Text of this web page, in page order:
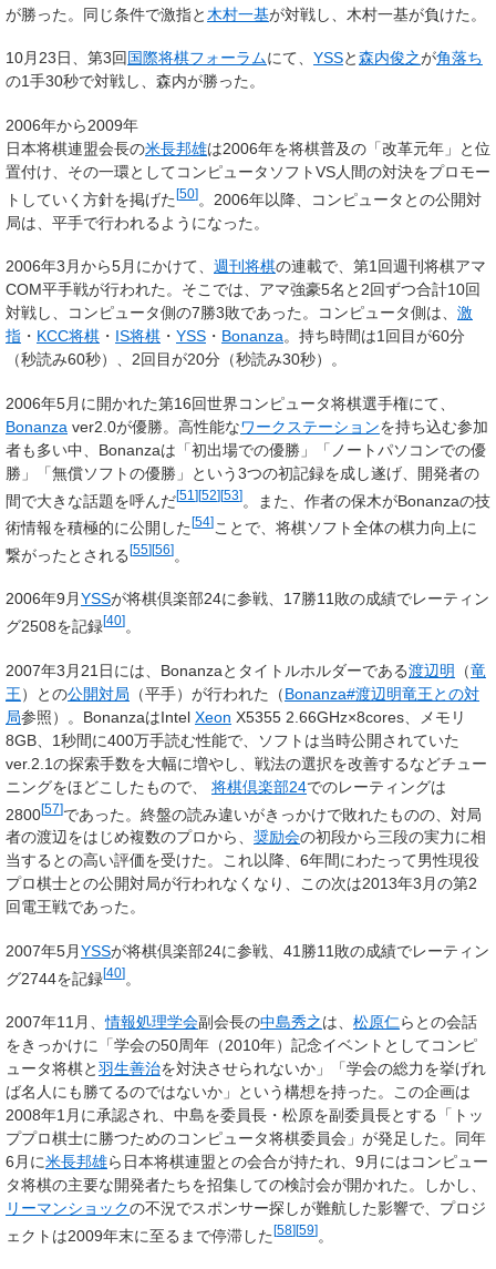
が勝った。同じ条件で激指と 木村一基が対戦し、木村一基が負けた。
10月23日、第3回国際将棋フォーラムにて、 YSSと森内俊之が角落ち
の1手30秒で対戦し、森内が勝った。
2006年から2009年
日本将棋連盟会長の米長邦雄は2006年を将棋普及の「改革元年」と位
置付け、その一環としてコンピュータソフトVS人間の対決をプロモー
トしていく方針を掲げた[50]。2006年以降、コンピュータとの公開対
局は、平手で行われるようになった。
2006年3月から5月にかけて、 週刊将棋の連載で、第1回週刊将棋アマ
COM平手戦が行われた。そこでは、アマ強豪5名と2回ずつ合計10回
対戦し、コンピュータ側の7勝3敗であった。コンピュータ側は、 激
指 ・ KCC将棋 ・ IS将棋 ・ YSS ・ Bonanza。持ち時間は1回目が60分
（秒読み60秒）、2回目が20分（秒読み30秒）。
2006年5月に開かれた第16回世界コンピュータ将棋選手権にて、
Bonanza ver2.0が優勝。高性能なワークステーションを持ち込む参加
者も多い中、Bonanzaは「初出場での優勝」「ノートパソコンでの優
勝」「無償ソフトの優勝」という3つの初記録を成し遂げ、開発者の
間で大きな話題を呼んだ[51 ][52][53]。また、作者の保木がBonanzaの技
術情報を積極的に公開した [54] ことで、将棋ソフト全体の棋力向上に
繋がったとされる [55][56] 。
2006年9月YSSが将棋倶楽部24に参戦、17勝11敗の成績でレーティン
グ2508を記録[40] 。
2007年3月21日には、Bonanzaとタイトルホルダーである渡辺明 （竜
王）との公開対局 （平手）が行われた（Bonanza#渡辺明竜王との対
局参照）。BonanzaはIntel Xeon X5355 2.66GHz×8cores、メモリ
8GB、1秒間に400万手読む性能で、ソフトは当時公開されていた
ver.2.1の探索手数を大幅に増やし、戦法の選択を改善するなどチュー
ニングをほどこしたもので、 将棋倶楽部24でのレーティングは
2800[57]であった。終盤の読み違いがきっかけで敗れたものの、対局
者の渡辺をはじめ複数のプロから、 奨励会の初段から三段の実力に相
当するとの高い評価を受けた。これ以降、6年間にわたって男性現役
プロ棋士との公開対局が行われなくなり、この次は2013年3月の第2
回電王戦であった。
2007年5月YSSが将棋倶楽部24に参戦、41勝11敗の成績でレーティン
グ2744を記録[40]。
2007年11月、情報処理学会副会長の中島秀之は、 松原仁らとの会話
をきっかけに「学会の50周年（2010年）記念イベントとしてコンピ
ュータ将棋と羽生善治を対決させられないか」「学会の総力を挙げれ
ば名人にも勝てるのではないか」という構想を持った。この企画は
2008年1月に承認され、中島を委員長・松原を副委員長とする「トッ
ププロ棋士に勝つためのコンピュータ将棋委員会」が発足した。同年
6月に米長邦雄ら日本将棋連盟との会合が持たれ、9月にはコンピュー
タ将棋の主要な開発者たちを招集しての検討会が開かれた。しかし、
リーマンショックの不況でスポンサー探しが難航した影響で、プロジ
ェクトは2009年末に至るまで停滞した [58][59] 。